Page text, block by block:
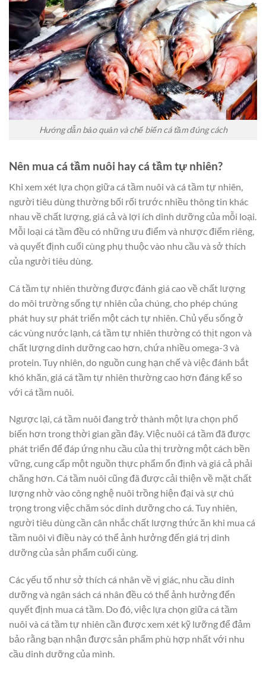
Hướng dẫn bảo quản và chế biến cá tầm đúng cách
Nên mua cá tầm nuôi hay cá tầm tự nhiên?
Khi xem xét lựa chọn giữa cá tầm nuôi và cá tầm tự nhiên,
người tiêu dùng thường bối rối trước nhiều thông tin khác
nhau về chất lượng, giá cả và lợi ích dinh dưỡng của mỗi loại.
Mỗi loại cá tầm đều có những ưu điểm và nhược điểm riêng,
và quyết định cuối cùng phụ thuộc vào nhu cầu và sở thích
của người tiêu dùng.
Cá tầm tự nhiên thường được đánh giá cao về chất lượng
do môi trường sống tự nhiên của chúng, cho phép chúng
phát huy sự phát triển một cách tự nhiên. Chủ yếu sống ở
các vùng nước lạnh, cá tầm tự nhiên thường có thịt ngon và
chất lượng dinh dưỡng cao hơn, chứa nhiều omega-3 và
protein. Tuy nhiên, do nguồn cung hạn chế và việc đánh bắt
khó khăn, giá cá tầm tự nhiên thường cao hơn đáng kể so
với cá tầm nuôi.
Ngược lại, cá tầm nuôi đang trở thành một lựa chọn phổ
biến hơn trong thời gian gần đây. Việc nuôi cá tầm đã được
phát triển để đáp ứng nhu cầu của thị trường một cách bền
vững, cung cấp một nguồn thực phẩm ổn định và giá cả phải
chăng hơn. Cá tầm nuôi cũng đã được cải thiện về mặt chất
lượng nhờ vào công nghệ nuôi trồng hiện đại và sự chú
trọng trong việc chăm sóc dinh dưỡng cho cá. Tuy nhiên,
người tiêu dùng cần cân nhắc chất lượng thức ăn khi mua cá
tầm nuôi vì điều này có thể ảnh hưởng đến giá trị dinh
dưỡng của sản phẩm cuối cùng.
Các yếu tố như sở thích cá nhân về vị giác, nhu cầu dinh
dưỡng và ngân sách cá nhân đều có thể ảnh hưởng đến
quyết định mua cá tầm. Do đó, việc lựa chọn giữa cá tầm
nuôi và cá tầm tự nhiên cần được xem xét kỹ lưỡng để đảm
bảo rằng bạn nhận được sản phẩm phù hợp nhất với nhu
cầu dinh dưỡng của mình.